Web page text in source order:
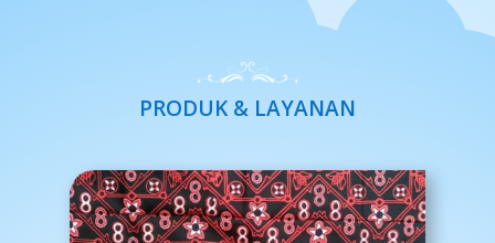
PRODUK & LAYANAN